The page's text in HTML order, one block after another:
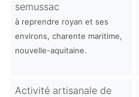
semussac
à reprendre royan et ses
environs, charente maritime,
nouvelle-aquitaine.
Activité artisanale de